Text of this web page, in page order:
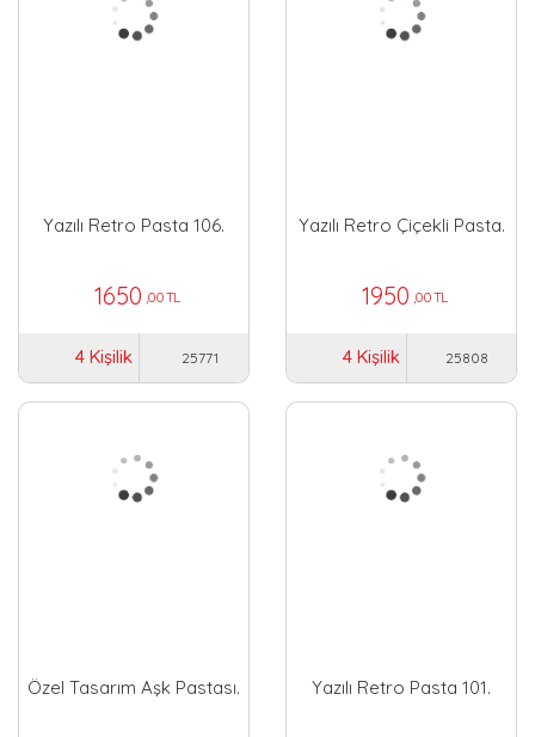
Yazılı Retro Pasta 106.
1650 ,00 TL
4 Kişilik 25771
Yazılı Retro Çiçekli Pasta.
1950 ,00 TL
4 Kişilik 25808
Özel Tasarım Aşk Pastası. Yazılı Retro Pasta 101.